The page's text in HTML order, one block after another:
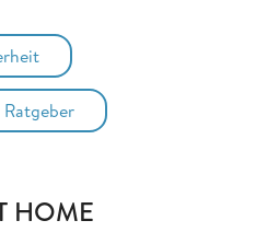
Ratgeber
HOME